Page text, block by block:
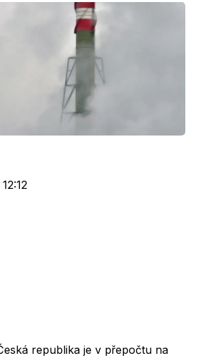
republika je v přepočtu na